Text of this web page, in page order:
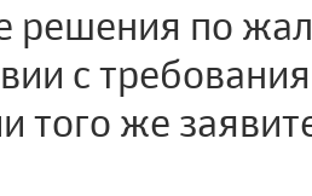
решения по
с
того же